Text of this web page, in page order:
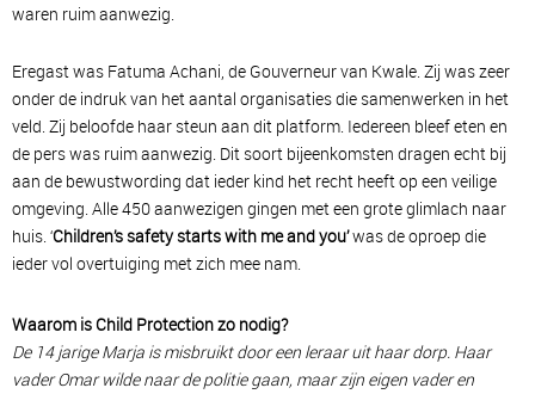
waren ruim aanwezig.
Eregast was Fatuma Achani, de Gouverneur van Kwale. Zij was zeer
onder de indruk van het aantal organisaties die samenwerken in het
veld. Zij beloofde haar steun aan dit platform. Iedereen bleef eten en
de pers was ruim aanwezig. Dit soort bijeenkomsten dragen echt bij
aan de bewustwording dat ieder kind het recht heeft op een veilige
omgeving. Alle 450 aanwezigen gingen met een grote glimlach naar
huis. ‘Children’s safety starts with me and you’was de oproep die
ieder vol overtuiging met zich mee nam.
Waarom is Child Protection zo nodig?
De 14 jarige Marja is misbruikt door een leraar uit haar dorp. Haar
vader Omar wilde naar de politie gaan, maar zijn eigen vader en